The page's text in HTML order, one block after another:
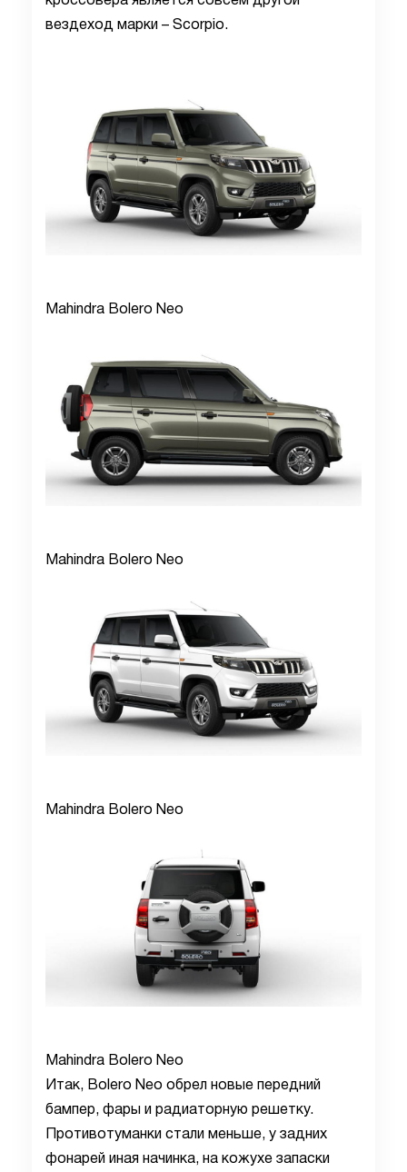
вездеход марки – Scorpio.
Mahindra Bolero Neo
Mahindra Bolero Neo
Mahindra Bolero Neo
Mahindra Bolero Neo
Итак, Bolero Neo обрел новые передний
бампер, фары и радиаторную решетку.
Противотуманки стали меньше, у задних
фонарей иная начинка, на кожухе запаски